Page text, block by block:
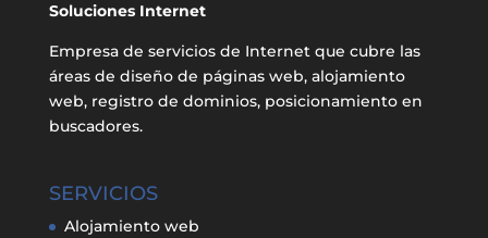
Soluciones Internet
Empresa de servicios de Internet que cubre las
áreas de diseño de páginas web, alojamiento
web, registro de dominios, posicionamiento en
buscadores.
SERVICIOS
Alojamiento web